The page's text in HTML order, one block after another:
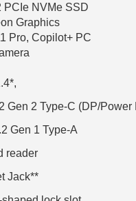
PCIe NVMe SSD
Graphics
Pro, Copilot+ PC
Gen 2 Type-C (DP/Power
Gen 1 Type-A
reader
Jack**